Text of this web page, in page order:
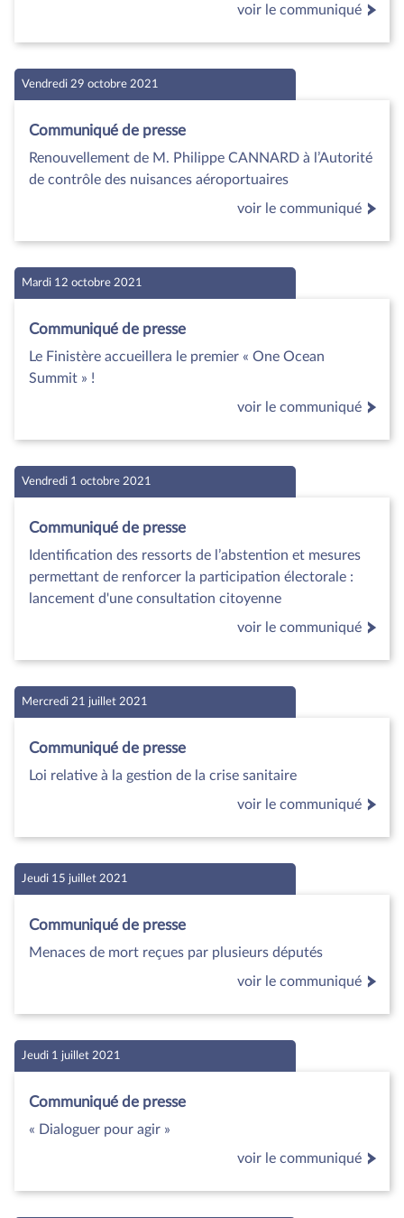
voir le communiqué
Vendredi 29 octobre 2021
Communiqué de presse
Renouvellement de M. Philippe CANNARD à l’Autorité
de contrôle des nuisances aéroportuaires
voir le communiqué
Mardi 12 octobre 2021
Communiqué de presse
Le Finistère accueillera le premier « One Ocean
Summit » !
voir le communiqué
Vendredi 1 octobre 2021
Communiqué de presse
Identification des ressorts de l’abstention et mesures
permettant de renforcer la participation électorale :
lancement d'une consultation citoyenne
voir le communiqué
Mercredi 21 juillet 2021
Communiqué de presse
Loi relative à la gestion de la crise sanitaire
voir le communiqué
Jeudi 15 juillet 2021
Communiqué de presse
Menaces de mort reçues par plusieurs députés
voir le communiqué
Jeudi 1 juillet 2021
Communiqué de presse
« Dialoguer pour agir »
voir le communiqué